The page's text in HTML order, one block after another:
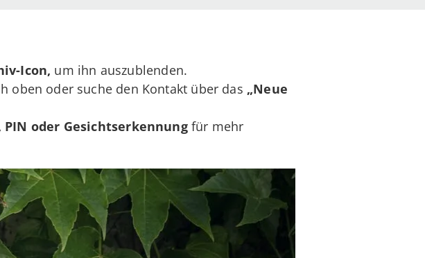
Icon, um ihn auszublenden.
oben oder suche den Kontakt über das „Neue
PIN oder Gesichtserkennungfür mehr